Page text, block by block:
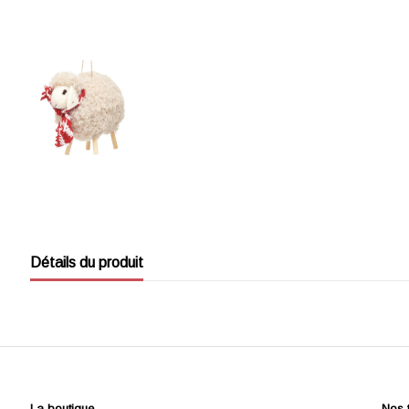
Détails du produit